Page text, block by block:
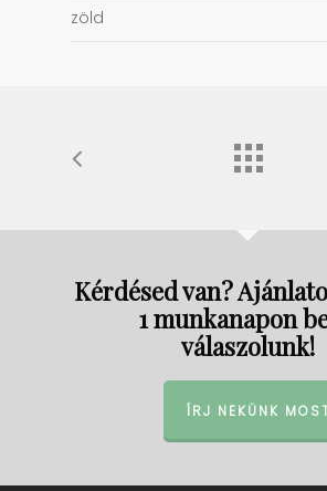
zöld
Kérdésed van?
1 munkanapon
válaszolunk!
ÍRJ NEKÜNK